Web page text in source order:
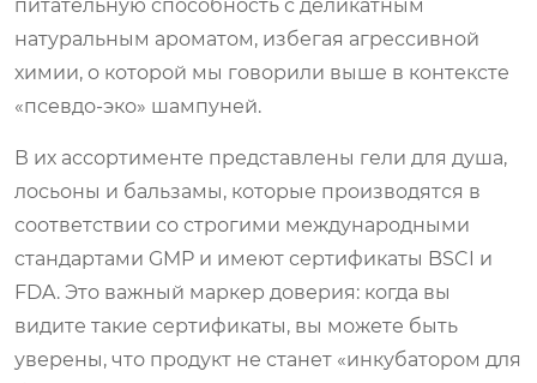
питательную способность с деликатным
натуральным ароматом, избегая агрессивной
химии, о которой мы говорили выше в контексте
«псевдо-эко» шампуней.
В их ассортименте представлены гели для душа,
лосьоны и бальзамы, которые производятся в
соответствии со строгими международными
стандартами GMP и имеют сертификаты BSCI и
FDA. Это важный маркер доверия: когда вы
видите такие сертификаты, вы можете быть
уверены, что продукт не станет «инкубатором для